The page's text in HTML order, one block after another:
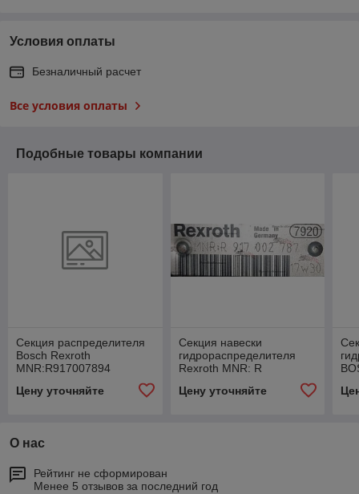
Условия оплаты
Безналичный расчет
Все условия оплаты
Подобные товары компании
Секция распределителя
Bosch Rexroth
MNR:R917007894
Цену уточняйте
Секция навески
гидрораспределителя
Rexroth MNR: R
Цену уточняйте
О нас
Рейтинг не сформирован
Менее 5 отзывов за последний год